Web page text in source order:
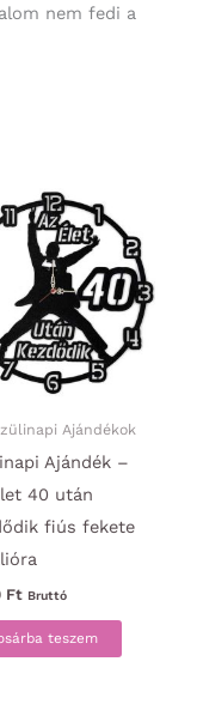
nem fedi a
Ajándékok
Ajándék –
40 után
fiús fekete
Ft Bruttó
teszem